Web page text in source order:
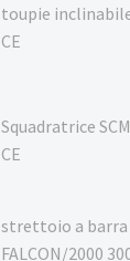
toupie inclinabile
CE
Squadratrice
CE
strettoio a barra
FALCON/2000